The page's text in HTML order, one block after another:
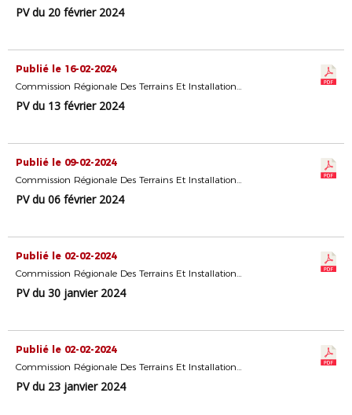
PV du 20 février 2024
Publié le 16-02-2024
Commission Régionale Des Terrains Et Installations Sportives
PV du 13 février 2024
Publié le 09-02-2024
Commission Régionale Des Terrains Et Installations Sportives
PV du 06 février 2024
Publié le 02-02-2024
Commission Régionale Des Terrains Et Installations Sportives
PV du 30 janvier 2024
Publié le 02-02-2024
Commission Régionale Des Terrains Et Installations Sportives
PV du 23 janvier 2024